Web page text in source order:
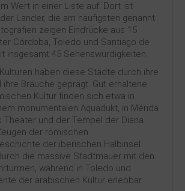
Wert in einer Liste auf. Dort ist
Länder, die am häufigsten genannt
zeigen Eindrücke aus 15
Córdoba, Toledo und Santiago de
insgesamt 45 Sehenswürdigkeiten.
haben diese Städte durch ihre
Bräuche geprägt. Gut erhaltene
Kultur finden sich etwa in
monumentalen Aquädukt, in Mérida
Theater und der Tempel der Diana
der römischen
der iberischen Halbinsel.
die massive Stadtmauer mit den
während in Toledo und
der arabischen Kultur erlebbar